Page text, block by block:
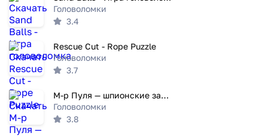
Головоломки
3.4
Rescue Cut - Rope Puzzle
Головоломки
3.7
М-р Пуля — шпионские задачки
Головоломки
3.8